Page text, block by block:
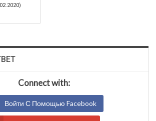
Connect with:
Войти С Помощью Facebook